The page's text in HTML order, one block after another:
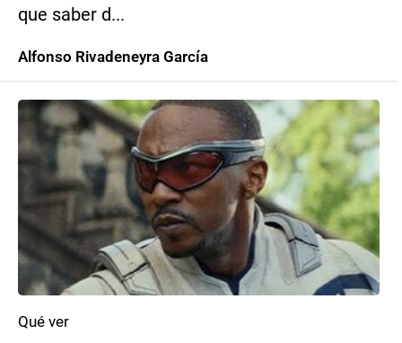
que saber d...
Alfonso Rivadeneyra García
Qué ver